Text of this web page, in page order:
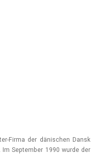
Firma der dänischen Dansk
Im September 1990 wurde der